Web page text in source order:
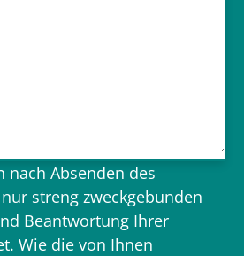
nach Absenden des
streng zweckgebunden
Beantwortung Ihrer
Wie die von Ihnen